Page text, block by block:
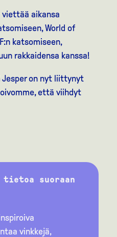
viettää aikansa
World of
katsomiseen,
rakkaidensa kanssa!
on nyt liittynyt
että viihdyt
suoraan
vinkkejä,